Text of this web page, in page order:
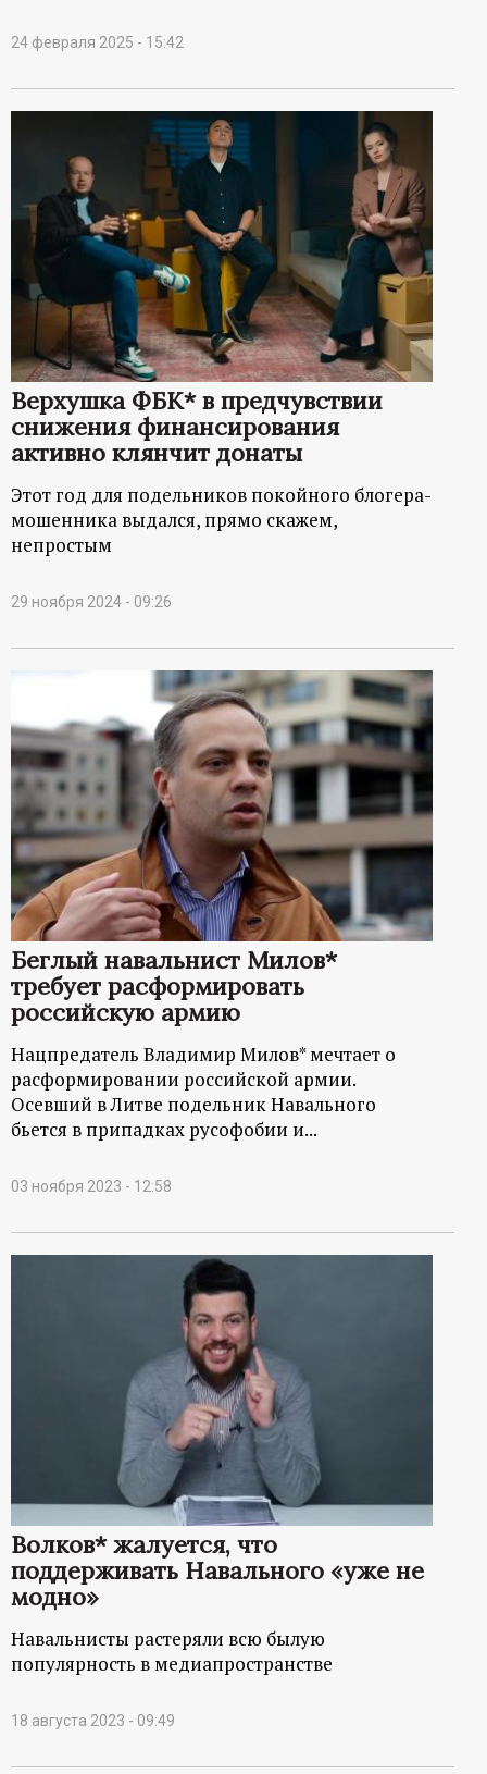
ы
п
т
а
л
24 февраля 2025 - 15:42
Верхушка ФБК* в предчувствии
снижения финансирования
активно клянчит донаты
Этот год для подельников покойного блогера-
мошенника выдался, прямо скажем,
непростым
29 ноября 2024 - 09:26
Беглый навальнист Милов*
требует расформировать
российскую армию
Нацпредатель Владимир Милов* мечтает о
расформировании российской армии.
Осевший в Литве подельник Навального
бьется в припадках русофобии и...
03 ноября 2023 - 12:58
Волков* жалуется, что
поддерживать Навального «уже не
модно»
Навальнисты растеряли всю былую
популярность в медиапространстве
18 августа 2023 - 09:49